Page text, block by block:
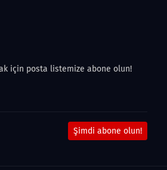
için posta listemize abone olun!
Şimdi abone olun!